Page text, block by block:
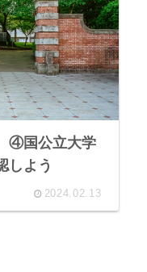
④国公立大学
しよう
2024.02.13